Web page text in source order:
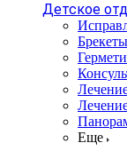
Детское
Еще